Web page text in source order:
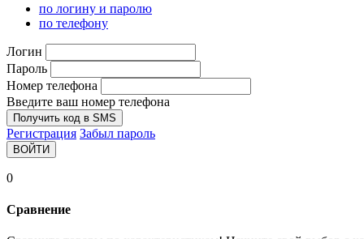
Персональные компьютеры
Моноблоки
Мониторы
Комплектующие
по логину и паролю
по телефону
Логин
Пароль
Номер телефона
Введите ваш номер телефона
Получить код в SMS
Регистрация Забыл пароль
ВОЙТИ
0
Сравнение